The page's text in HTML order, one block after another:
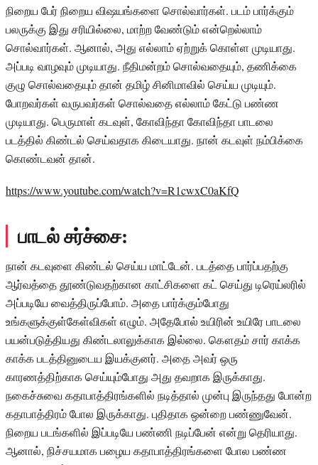
நிறைய பேர் நிறைய விஷயங்களை சொல்வார்கள். படம் பார்க்கும்
பலருக்கு இது சரியில்லை, மாற்ற வேண்டும் என்றெல்லாம்
சொல்வார்கள். ஆனால், அது எல்லாம் ஏற்றுக் கொள்ள முடியாது.
அப்படி வாழவும் முடியாது. நீதிமன்றம் சொல்வதையும், தணிக்கை
குழு சொல்வதையும் தான் தமிழ் சினிமாவில் செய்ய முடியும்.
போறவர்கள் வருபவர்கள் சொல்வதை எல்லாம் கேட்டு பண்ண
முடியாது. பெருமாள் கடவுள், கோவிந்தா கோவிந்தா பாடலை
படத்தில் கிண்டல் செய்வதாக கிடையாது. நான் கடவுள் நம்பிக்கை
கொண்டவன் தான்.
https://www.youtube.com/watch?v=R1cwxC0aKfQ
பாடல் சர்ச்சை:
நான் கடவுளை கிண்டல் செய்ய மாட்டேன். படத்தை பார்ப்பதற்கு
ஆர்வத்தை தூண்டுவதற்கான காட்சிகளை கட் செய்து டிரெய்லரில்
அப்படியே வைத்திருப்போம். அதை பார்க்கும்போது
உங்களுக்குள்கேள்விகள் எழும். அதேபோல் உயிரின் உயிரே பாடலை
பயன்படுத்தியது கிண்டலாலுக்காக இல்லை. கௌதம் சார் காக்க
காக்க படத்தினுடைய இயக்குனர். அதை அவர் ஒரு
காரணத்திற்காக செய்யும்போது அது தவறாக இருக்காது.
நகைச்சுவை கதாபாத்திரங்களில் நடித்தால் முன்பு இருந்தது போன்ற
கதாபாத்திரம் போல இருக்காது. புதிதாக ஒன்றை பண்ணுவேன்.
நிறைய படங்களில் இப்படியே பண்ணி நடிப்பேன் என்று தெரியாது.
ஆனால், நிச்சயமாக பழைய கதாபாத்திரங்களை போல பண்ண